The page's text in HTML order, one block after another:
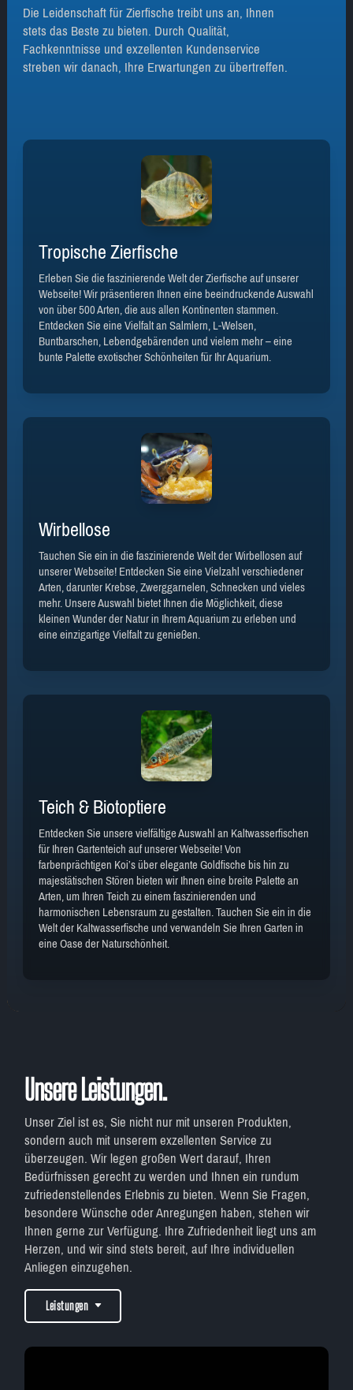
Die Leidenschaft für Zierfische treibt uns an, Ihnen
stets das Beste zu bieten. Durch Qualität,
Fachkenntnisse und exzellenten Kundenservice
streben wir danach, Ihre Erwartungen zu übertreffen.
Tropische Zierfische
Erleben Sie die faszinierende Welt der Zierfische auf unserer
Webseite! Wir präsentieren Ihnen eine beeindruckende Auswahl
von über 500 Arten, die aus allen Kontinenten stammen.
Entdecken Sie eine Vielfalt an Salmlern, L-Welsen,
Buntbarschen, Lebendgebärenden und vielem mehr – eine
bunte Palette exotischer Schönheiten für Ihr Aquarium.
Wirbellose
Tauchen Sie ein in die faszinierende Welt der Wirbellosen auf
unserer Webseite! Entdecken Sie eine Vielzahl verschiedener
Arten, darunter Krebse, Zwerggarnelen, Schnecken und vieles
mehr. Unsere Auswahl bietet Ihnen die Möglichkeit, diese
kleinen Wunder der Natur in Ihrem Aquarium zu erleben und
eine einzigartige Vielfalt zu genießen.
Teich & Biotoptiere
Entdecken Sie unsere vielfältige Auswahl an Kaltwasserfischen
für Ihren Gartenteich auf unserer Webseite! Von
farbenprächtigen Koi’s über elegante Goldfische bis hin zu
majestätischen Stören bieten wir Ihnen eine breite Palette an
Arten, um Ihren Teich zu einem faszinierenden und
harmonischen Lebensraum zu gestalten. Tauchen Sie ein in die
Welt der Kaltwasserfische und verwandeln Sie Ihren Garten in
eine Oase der Naturschönheit.
Unsere Leistungen.
Unser Ziel ist es, Sie nicht nur mit unseren Produkten,
sondern auch mit unserem exzellenten Service zu
überzeugen. Wir legen großen Wert darauf, Ihren
Bedürfnissen gerecht zu werden und Ihnen ein rundum
zufriedenstellendes Erlebnis zu bieten. Wenn Sie Fragen,
besondere Wünsche oder Anregungen haben, stehen wir
Ihnen gerne zur Verfügung. Ihre Zufriedenheit liegt uns am
Herzen, und wir sind stets bereit, auf Ihre individuellen
Anliegen einzugehen.
Leistungen